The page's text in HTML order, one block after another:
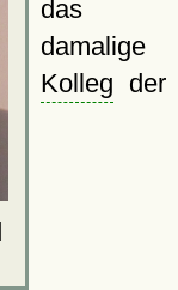
das
damalige
Kolleg der